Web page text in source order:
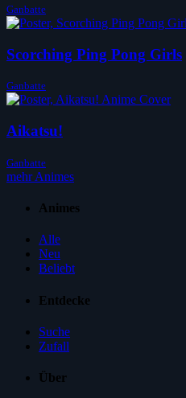
Ganbatte
Scorching Ping Pong Girls
Ganbatte
Aikatsu!
Ganbatte
mehr Animes
Animes
Alle
Neu
Beliebt
Entdecke
Suche
Zufall
Über